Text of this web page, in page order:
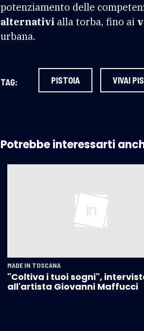
potenziamento delle
alternativi alla torba, fino ai
urbana.
TAG: PISTOIA VIVAI
Potrebbe interessarti
MADE IN TOSCANA
"Coltiva i tuoi sogni",
all'artista Giovanni Maffucci